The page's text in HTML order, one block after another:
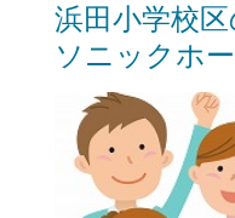
浜田小学校
ソニックホ